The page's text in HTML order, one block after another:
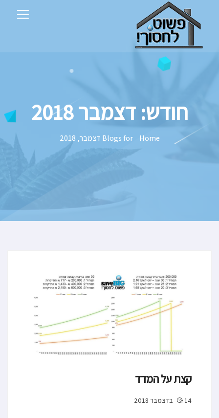
חודש:דצמבר 2018
Home Blogs for דצמבר, 2018
קצת על המדד
14 בדצמבר 2018